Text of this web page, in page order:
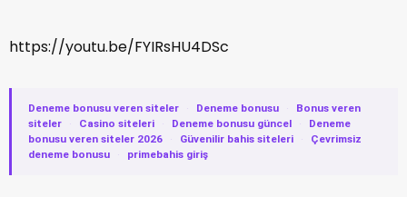
https://youtu.be/FYIRsHU4DSc
Deneme bonusu veren siteler · Deneme bonusu ·
Bonus veren
siteler
· Casino siteleri · Deneme bonusu güncel ·
Deneme
bonusu veren siteler 2026
· Güvenilir bahis siteleri ·
Çevrimsiz
deneme bonusu
· primebahis giriş